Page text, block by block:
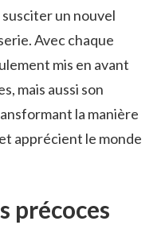
un nouvel
Avec chaque
mis en avant
mais aussi son
la manière
apprécient le monde
précoces